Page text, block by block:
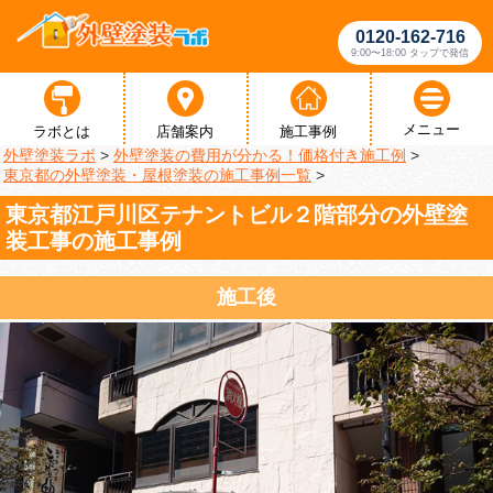
0120-162-716
9:00〜18:00 タップで発信
ラボとは 店舗案内 施工事例 メニュー
外壁塗装ラボ > 外壁塗装の費用が分かる！価格付き施工例 >
東京都の外壁塗装・屋根塗装の施工事例一覧 >
東京都江戸川区テナントビル２階部分の外壁塗
装工事の施工事例
施工後